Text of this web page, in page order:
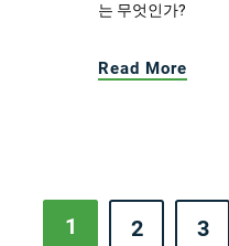
는 무엇인가?
Read More
1 2 3